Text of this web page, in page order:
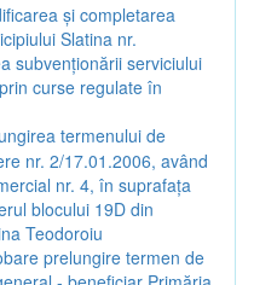
și completarea
Slatina nr.
subvenționării serviciului
curse regulate în
termenului de
nr. 2/17.01.2006, având
nr. 4, în suprafața
blocului 19D din
Teodoroiu
prelungire termen de